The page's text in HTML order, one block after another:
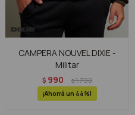
CAMPERA NOUVEL DIXIE -
Militar
$ 990 $1.790
44